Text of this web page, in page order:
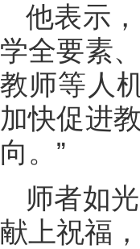
他表示
学全要素
教师等人
加快促进
向。”
师者如
献上祝福